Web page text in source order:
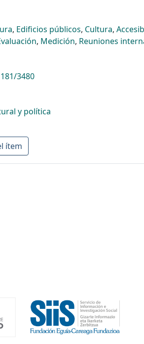
, Edificios públicos, Cultura,
, Medición, Reuniones
3480
y política
ítem